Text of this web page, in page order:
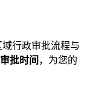
行政审批流程与
批时间 ，为您的